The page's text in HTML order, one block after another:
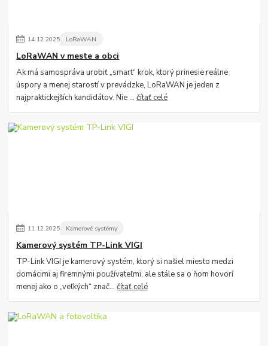
14.12.2025 LoRaWAN
LoRaWAN v meste a obci
Ak má samospráva urobiť „smart“ krok, ktorý prinesie reálne
úspory a menej starostí v prevádzke, LoRaWAN je jeden z
najpraktickejších kandidátov. Nie ...čítať celé
11.12.2025 Kamerové systémy
Kamerový systém TP-Link VIGI
TP-Link VIGI je kamerový systém, ktorý si našiel miesto medzi
domácimi aj firemnými používateľmi, ale stále sa o ňom hovorí
menej ako o „veľkých“ znač...čítať celé